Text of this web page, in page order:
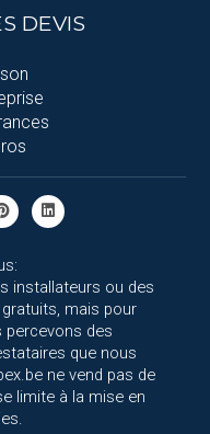
DEVIS
installateurs ou des
mais pour
percevons des
que nous
ne vend pas de
limite à la mise en